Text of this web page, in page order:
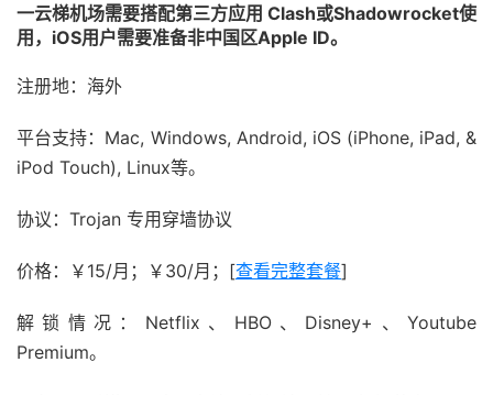
一云梯机场需要搭配第三方应用 Clash或Shadowrocket使
用，iOS用户需要准备非中国区Apple ID。
注册地：海外
平台支持：Mac, Windows, Android, iOS (iPhone, iPad, &
iPod Touch), Linux等。
协议：Trojan 专用穿墙协议
价格：￥15/月；￥30/月；[查看完整套餐]
解锁情况：Netflix、HBO、Disney+、Youtube
Premium。